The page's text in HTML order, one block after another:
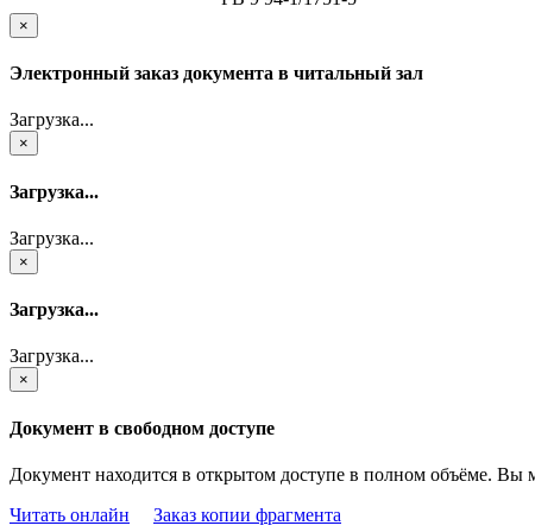
×
Электронный заказ документа в читальный зал
Загрузка...
×
Загрузка...
Загрузка...
×
Загрузка...
Загрузка...
×
Документ в свободном доступе
Документ находится в открытом доступе в полном объёме.
Читать онлайн
Заказ копии фрагмента